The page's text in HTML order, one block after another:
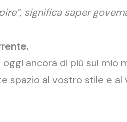
significa saper
ancora di più sul mio
spazio al vostro stile e